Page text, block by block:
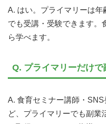
A. はい。プライマリーは
でも受講・受験できます。
ら学べます。
Q. プライマリーだけで
A. 食育セミナー講師・
ど、プライマリーでも副業